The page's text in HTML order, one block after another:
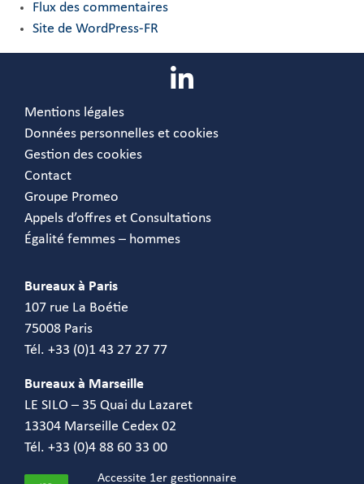
Flux des commentaires
Site de WordPress-FR
Mentions légales
Données personnelles et cookies
Gestion des cookies
Contact
Groupe Promeo
Appels d’offres et Consultations
Égalité femmes – hommes
Bureaux à Paris
107 rue La Boétie
75008 Paris
Tél. +33 (0)1 43 27 27 77
Bureaux à Marseille
LE SILO – 35 Quai du Lazaret
13304 Marseille Cedex 02
Tél. +33 (0)4 88 60 33 00
Accessite 1er gestionnaire